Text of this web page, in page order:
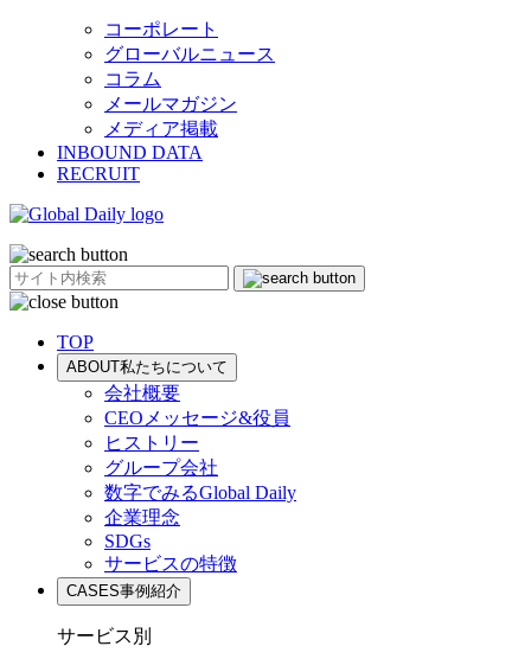
コーポレート
グローバルニュース
コラム
メールマガジン
メディア掲載
INBOUND DATA
RECRUIT
TOP
ABOUT私たちについて
会社概要
CEOメッセージ&役員
ヒストリー
グループ会社
数字でみるGlobal Daily
企業理念
SDGs
サービスの特徴
CASES事例紹介
サービス別